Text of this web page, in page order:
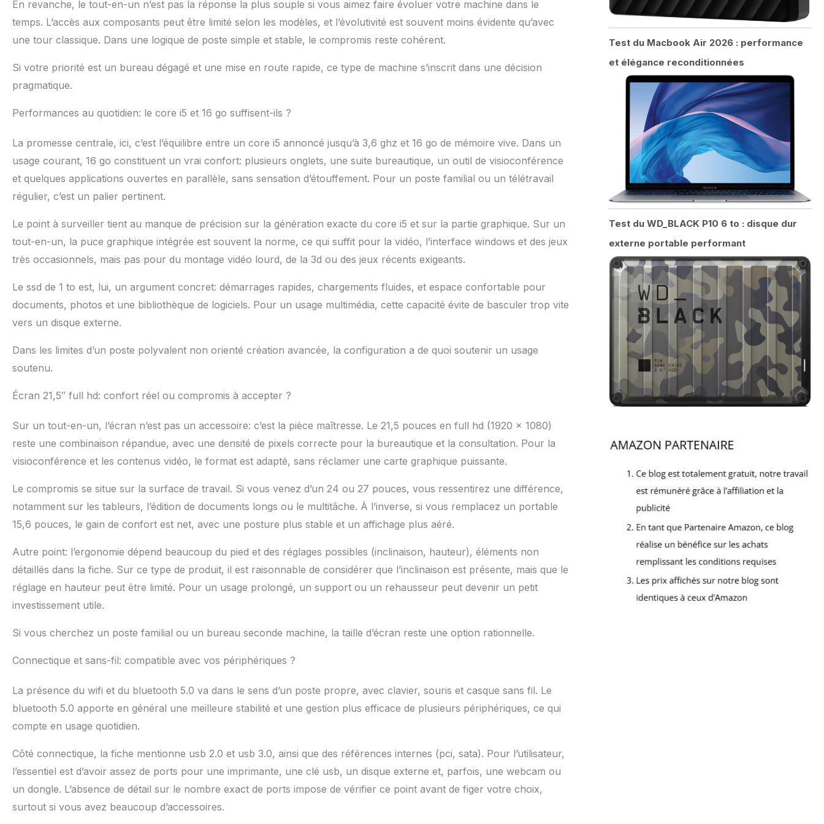
En revanche, le tout-en-un n’est pas la réponse la plus souple si vous aimez faire évoluer votre machine dans le
temps. L’accès aux composants peut être limité selon les modèles, et l’évolutivité est souvent moins évidente qu’avec
une tour classique. Dans une logique de poste simple et stable, le compromis reste cohérent.
Si votre priorité est un bureau dégagé et une mise en route rapide, ce type de machine s’inscrit dans une décision
pragmatique.
Performances au quotidien: le core i5 et 16 go suffisent-ils ?
La promesse centrale, ici, c’est l’équilibre entre un core i5 annoncé jusqu’à 3,6 ghz et 16 go de mémoire vive. Dans un
usage courant, 16 go constituent un vrai confort: plusieurs onglets, une suite bureautique, un outil de visioconférence
et quelques applications ouvertes en parallèle, sans sensation d’étouffement. Pour un poste familial ou un télétravail
régulier, c’est un palier pertinent.
Le point à surveiller tient au manque de précision sur la génération exacte du core i5 et sur la partie graphique. Sur un
tout-en-un, la puce graphique intégrée est souvent la norme, ce qui suffit pour la vidéo, l’interface windows et des jeux
très occasionnels, mais pas pour du montage vidéo lourd, de la 3d ou des jeux récents exigeants.
Le ssd de 1 to est, lui, un argument concret: démarrages rapides, chargements fluides, et espace confortable pour
documents, photos et une bibliothèque de logiciels. Pour un usage multimédia, cette capacité évite de basculer trop vite
vers un disque externe.
Dans les limites d’un poste polyvalent non orienté création avancée, la configuration a de quoi soutenir un usage
soutenu.
Écran 21,5″ full hd: confort réel ou compromis à accepter ?
Sur un tout-en-un, l’écran n’est pas un accessoire: c’est la pièce maîtresse. Le 21,5 pouces en full hd (1920 x 1080)
reste une combinaison répandue, avec une densité de pixels correcte pour la bureautique et la consultation. Pour la
visioconférence et les contenus vidéo, le format est adapté, sans réclamer une carte graphique puissante.
Le compromis se situe sur la surface de travail. Si vous venez d’un 24 ou 27 pouces, vous ressentirez une différence,
notamment sur les tableurs, l’édition de documents longs ou le multitâche. À l’inverse, si vous remplacez un portable
15,6 pouces, le gain de confort est net, avec une posture plus stable et un affichage plus aéré.
Autre point: l’ergonomie dépend beaucoup du pied et des réglages possibles (inclinaison, hauteur), éléments non
détaillés dans la fiche. Sur ce type de produit, il est raisonnable de considérer que l’inclinaison est présente, mais que le
réglage en hauteur peut être limité. Pour un usage prolongé, un support ou un rehausseur peut devenir un petit
investissement utile.
Si vous cherchez un poste familial ou un bureau seconde machine, la taille d’écran reste une option rationnelle.
Connectique et sans-fil: compatible avec vos périphériques ?
La présence du wifi et du bluetooth 5.0 va dans le sens d’un poste propre, avec clavier, souris et casque sans fil. Le
bluetooth 5.0 apporte en général une meilleure stabilité et une gestion plus efficace de plusieurs périphériques, ce qui
compte en usage quotidien.
Côté connectique, la fiche mentionne usb 2.0 et usb 3.0, ainsi que des références internes (pci, sata). Pour l’utilisateur,
l’essentiel est d’avoir assez de ports pour une imprimante, une clé usb, un disque externe et, parfois, une webcam ou
un dongle. L’absence de détail sur le nombre exact de ports impose de vérifier ce point avant de figer votre choix,
surtout si vous avez beaucoup d’accessoires.
Test du Macbook Air 2026 : performance
et élégance reconditionnées
Test du WD_BLACK P10 6 to : disque dur
externe portable performant